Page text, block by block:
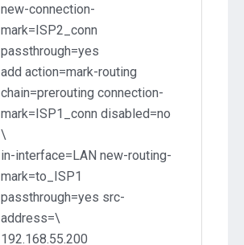
new-connection-
mark=ISP2_conn
passthrough=yes
add action=mark-routing
chain=prerouting connection-
mark=ISP1_conn disabled=no
\
in-interface=LAN new-routing-
mark=to_ISP1
passthrough=yes src-
address=\
192.168.55.200